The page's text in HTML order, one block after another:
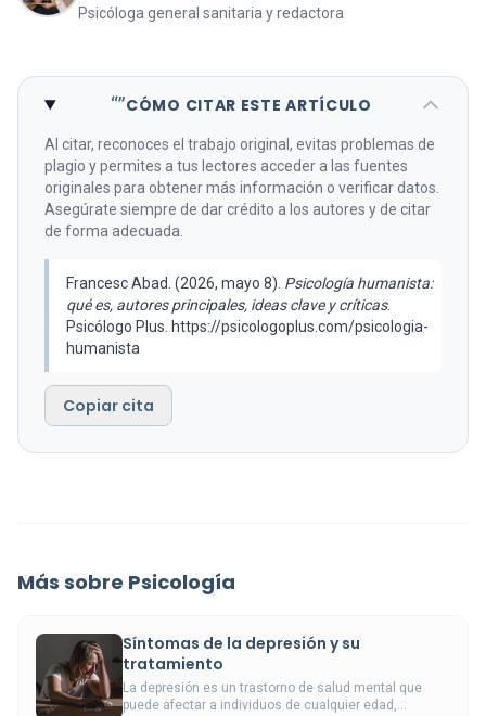
Psicóloga general sanitaria y redactora
“”CÓMO CITAR ESTE ARTÍCULO
Al citar, reconoces el trabajo original, evitas problemas de
plagio y permites a tus lectores acceder a las fuentes
originales para obtener más información o verificar datos.
Asegúrate siempre de dar crédito a los autores y de citar
de forma adecuada.
Francesc Abad. (2026, mayo 8). Psicología humanista:
qué es, autores principales, ideas clave y críticas.
Psicólogo Plus. https://psicologoplus.com/psicologia-
humanista
Copiar cita
Más sobre Psicología
Síntomas de la depresión y su
tratamiento
La depresión es un trastorno de salud mental que
puede afectar a individuos de cualquier edad,